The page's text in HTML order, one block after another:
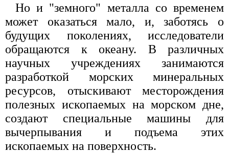
Но и "земного" металла со временем
может оказаться мало, и, заботясь о
будущих поколениях, исследователи
обращаются к океану. В различных
научных учреждениях занимаются
разработкой морских минеральных
ресурсов, отыскивают месторождения
полезных ископаемых на морском дне,
создают специальные машины для
вычерпывания и подъема этих
ископаемых на поверхность.